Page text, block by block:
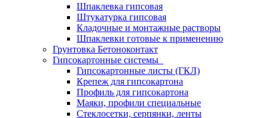
Шпаклевка гипсовая
Штукатурка гипсовая
Кладочные и монтажные растворы
Шпаклевки готовые к применению
Грунтовка Бетоноконтакт
Гипсокартонные системы
Гипсокартонные листы (ГКЛ)
Крепеж для гипсокартона
Профиль для гипсокартона
Маяки, профили специальные
Стеклосетки, серпянки, ленты